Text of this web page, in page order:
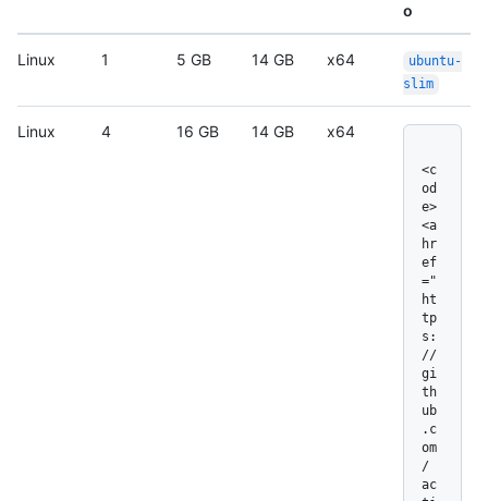
o
Linux 1 5 GB 14 GB x64
ubuntu-
slim
Linux 4 16 GB 14 GB x64
<c
od
e>
<a
hr
ef
="
ht
tp
s:
//
gi
th
ub
.c
om
/
ac